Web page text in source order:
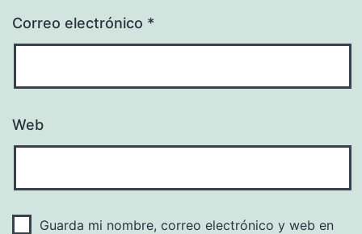
Correo electrónico *
Web
Guarda mi nombre, correo electrónico y web en